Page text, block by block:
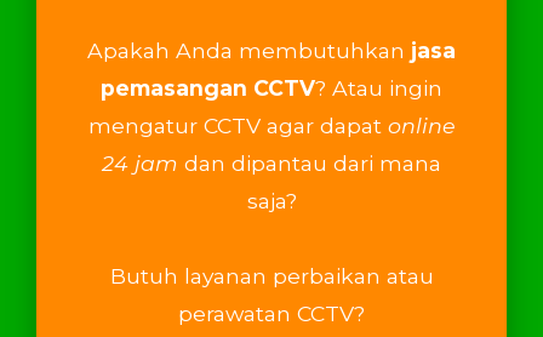
Apakah Anda membutuhkan jasa
pemasangan CCTV? Atau ingin
mengatur CCTV agar dapat online
24 jam dan dipantau dari mana
saja?
Butuh layanan perbaikan atau
perawatan CCTV?